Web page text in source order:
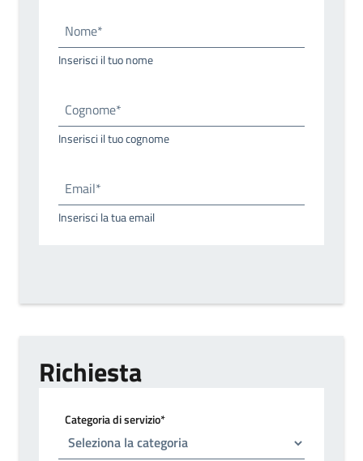
Nome*
Inserisci il tuo nome
Cognome*
Inserisci il tuo cognome
Email*
Inserisci la tua email
Richiesta
Categoria di servizio*